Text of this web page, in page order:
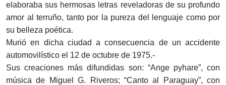
elaboraba sus hermosas letras reveladoras de su profundo
amor al terruño, tanto por la pureza del lenguaje como por
su belleza poética.
Murió en dicha ciudad a consecuencia de un accidente
automovilístico el 12 de octubre de 1975.-
Sus creaciones más difundidas son: “Ange pyhare”, con
música de Miguel G. Riveros; “Canto al Paraguay”, con